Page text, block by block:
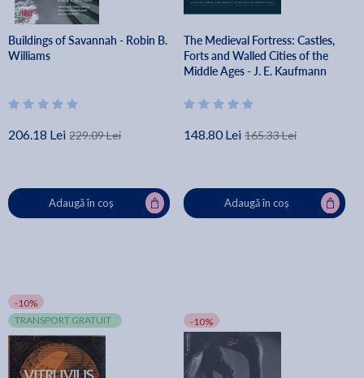
Buildings of Savannah - Robin B.
Williams
206.18 Lei 229.09 Lei
Adaugă în coș
The Medieval Fortress: Castles,
Forts and Walled Cities of the
Middle Ages - J. E. Kaufmann
148.80 Lei 165.33 Lei
Adaugă în coș
-10%
TRANSPORT GRATUIT
-10%